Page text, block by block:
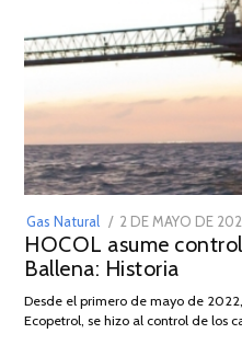
Gas Natural
POSTED
ON
2 DE MAYO DE
HOCOL asume
Ballena: Historia
Desde el primero de mayo de
Ecopetrol, se hizo al control de los